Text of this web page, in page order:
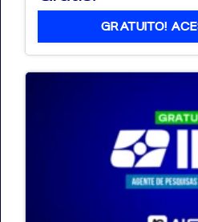
GRATUITO!